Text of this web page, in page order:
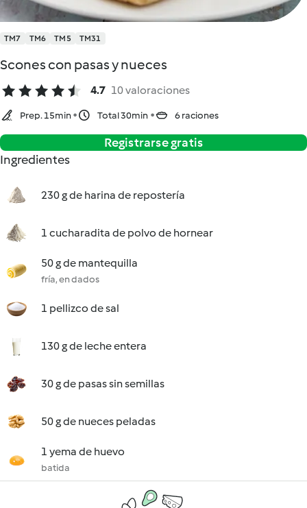
TM7 TM6 TM5 TM31
Scones con pasas y nueces
4.7 10 valoraciones
Prep. 15min Total 30min 6 raciones
Registrarse gratis
Ingredientes
230 g de harina de repostería
1 cucharadita de polvo de hornear
50 g de mantequilla
fría, en dados
1 pellizco de sal
130 g de leche entera
30 g de pasas sin semillas
50 g de nueces peladas
1 yema de huevo
batida